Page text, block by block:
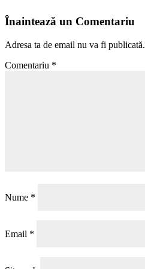
Înaintează un Comentariu
Adresa ta de email nu va fi publicată.
Comentariu *
Nume *
Email *